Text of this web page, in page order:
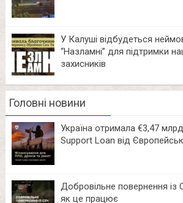
У Калуші відбудеться
“Назламні” для підтримки
захисників
Головні новини
Україна отримала €3,47
Support Loan від
Добровільне повернення із
як це працює